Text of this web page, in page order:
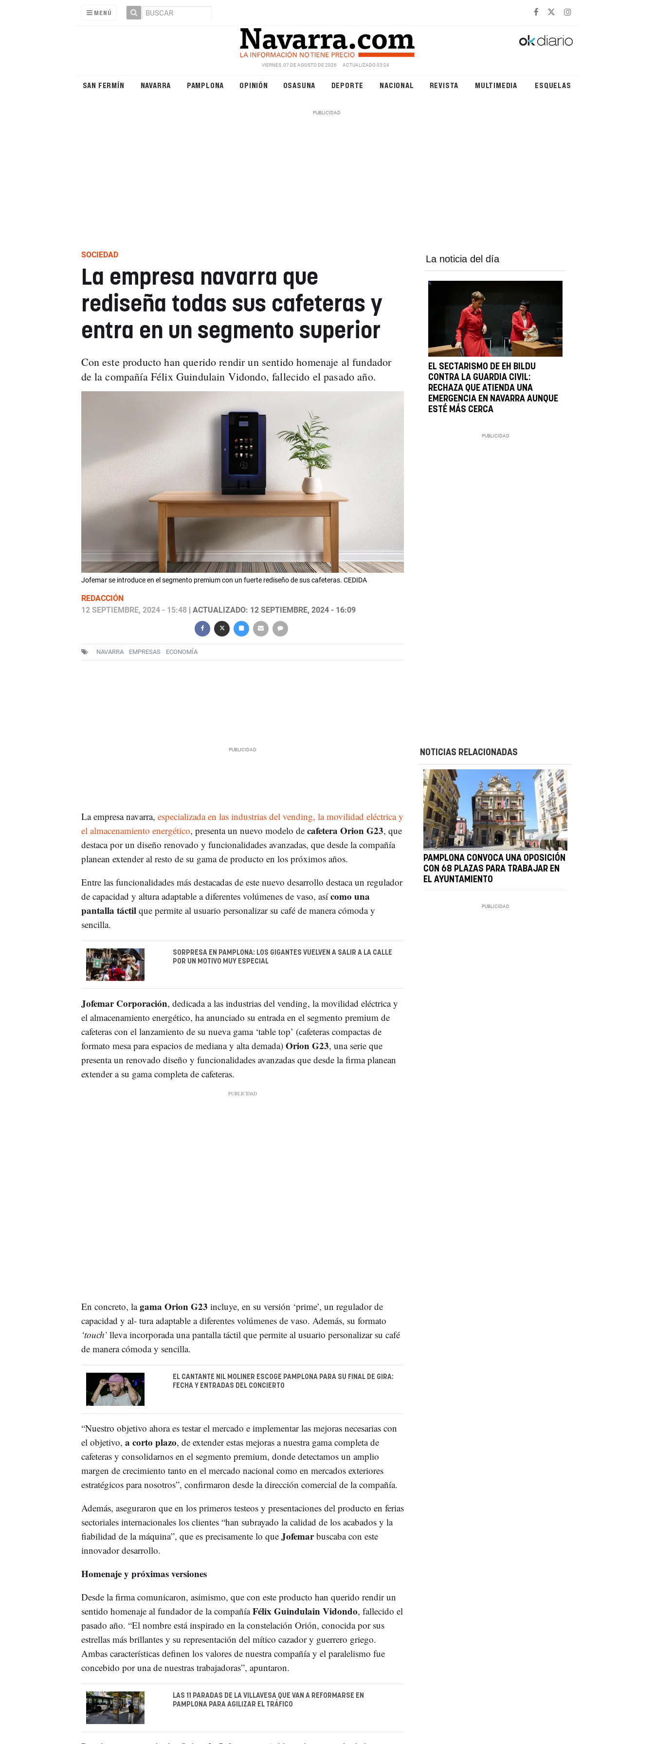
MENÚ
VIERNES, 07 DE AGOSTO DE 2026 ACTUALIZADO 03:24
SAN FERMÍN NAVARRA PAMPLONA OPINIÓN OSASUNA DEPORTE NACIONAL REVISTA MULTIMEDIA ESQUELAS
SOCIEDAD
La empresa navarra que
rediseña todas sus cafeteras y
entra en un segmento superior
Con este producto han querido rendir un sentido homenaje al fundador
de la compañía Félix Guindulain Vidondo, fallecido el pasado año.
Jofemar se introduce en el segmento premium con un fuerte rediseño de sus cafeteras. CEDIDA
REDACCIÓN
12 SEPTIEMBRE, 2024 - 15:48| ACTUALIZADO: 12 SEPTIEMBRE, 2024 - 16:09
NAVARRA EMPRESAS ECONOMÍA
La noticia del día
EL SECTARISMO DE EH BILDU
CONTRA LA GUARDIA CIVIL:
RECHAZA QUE ATIENDA UNA
EMERGENCIA EN NAVARRA AUNQUE
ESTÉ MÁS CERCA
La empresa navarra, especializada en las industrias del vending, la movilidad eléctrica y
el almacenamiento energético, presenta un nuevo modelo decafetera Orion G23, que
destaca por un diseño renovado y funcionalidades avanzadas, que desde la compañía
planean extender al resto de su gama de producto en los próximos años.
Entre las funcionalidades más destacadas de este nuevo desarrollo destaca un regulador
de capacidad y altura adaptable a diferentes volúmenes de vaso, asícomo una
pantalla táctil que permite al usuario personalizar su café de manera cómoda y
sencilla.
SORPRESA EN PAMPLONA: LOS GIGANTES VUELVEN A SALIR A LA CALLE
POR UN MOTIVO MUY ESPECIAL
Jofemar Corporación, dedicada a las industrias del vending, la movilidad eléctrica y
el almacenamiento energético, ha anunciado su entrada en el segmento premium de
cafeteras con el lanzamiento de su nueva gama ‘table top’ (cafeteras compactas de
formato mesa para espacios de mediana y alta demada) Orion G23, una serie que
presenta un renovado diseño y funcionalidades avanzadas que desde la firma planean
extender a su gama completa de cafeteras.
En concreto, lagama Orion G23 incluye, en su versión ‘prime’, un regulador de
capacidad y al- tura adaptable a diferentes volúmenes de vaso. Además, su formato
‘touch’lleva incorporada una pantalla táctil que permite al usuario personalizar su café
de manera cómoda y sencilla.
EL CANTANTE NIL MOLINER ESCOGE PAMPLONA PARA SU FINAL DE GIRA:
FECHA Y ENTRADAS DEL CONCIERTO
“Nuestro objetivo ahora es testar el mercado e implementar las mejoras necesarias con
el objetivo, a corto plazo, de extender estas mejoras a nuestra gama completa de
cafeteras y consolidarnos en el segmento premium, donde detectamos un amplio
margen de crecimiento tanto en el mercado nacional como en mercados exteriores
estratégicos para nosotros”, confirmaron desde la dirección comercial de la compañía.
Además, aseguraron que en los primeros testeos y presentaciones del producto en ferias
sectoriales internacionales los clientes “han subrayado la calidad de los acabados y la
fiabilidad de la máquina”, que es precisamente lo queJofemarbuscaba con este
innovador desarrollo.
Homenaje y próximas versiones
Desde la firma comunicaron, asimismo, que con este producto han querido rendir un
sentido homenaje al fundador de la compañíaFélix Guindulain Vidondo, fallecido el
pasado año. “El nombre está inspirado en la constelación Orión, conocida por sus
estrellas más brillantes y su representación del mítico cazador y guerrero griego.
Ambas características definen los valores de nuestra compañía y el paralelismo fue
concebido por una de nuestras trabajadoras”, apuntaron.
LAS 11 PARADAS DE LA VILLAVESA QUE VAN A REFORMARSE EN
PAMPLONA PARA AGILIZAR EL TRÁFICO
NOTICIAS RELACIONADAS
PAMPLONA CONVOCA UNA OPOSICIÓN
CON 68 PLAZAS PARA TRABAJAR EN
EL AYUNTAMIENTO